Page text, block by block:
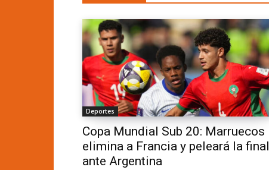
Deportes
Copa Mundial Sub 20: Marruecos
elimina a Francia y peleará la final
ante Argentina